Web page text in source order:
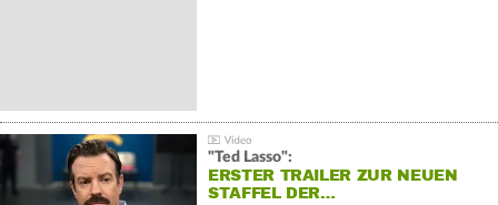
"Ted Lasso":
ERSTER TRAILER ZUR NEUEN
STAFFEL DER…